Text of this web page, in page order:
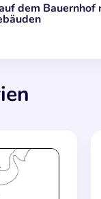
dem Bauernhof